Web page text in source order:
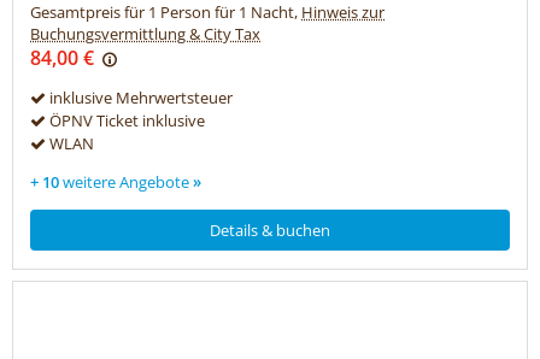
Gesamtpreis für 1 Person für 1 Nacht, Hinweis zur
Buchungsvermittlung & City Tax
84,00 €
inklusive Mehrwertsteuer
ÖPNV Ticket inklusive
WLAN
+ 10weitere Angebote»
Details & buchen